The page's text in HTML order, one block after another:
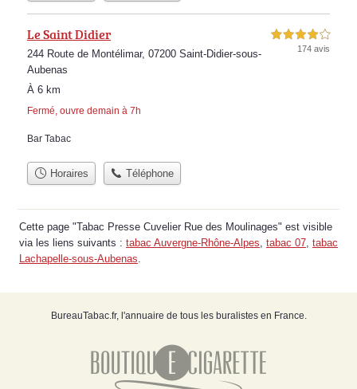
Le Saint Didier
244 Route de Montélimar, 07200 Saint-Didier-sous-
Aubenas
À 6 km
Fermé, ouvre demain à 7h
4,0 étoiles sur 5
174 avis
Bar Tabac
Horaires Téléphone
Cette page "Tabac Presse Cuvelier Rue des Moulinages" est visible
via les liens suivants : tabac Auvergne-Rhône-Alpes tabac 07 tabac
Lachapelle-sous-Aubenas
BureauTabac.fr, l'annuaire de tous les buralistes en France.